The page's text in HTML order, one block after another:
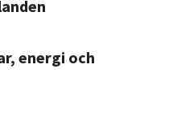
energi och